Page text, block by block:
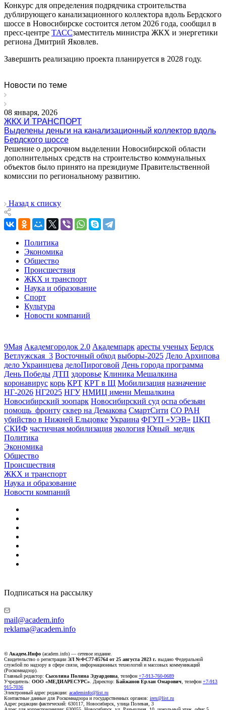
Конкурс для определения подрядчика строительства
дублирующего канализационного коллектора вдоль Бердского
шоссе в Новосибирске состоится летом 2026 года, сообщил в
пресс-центре ТАССзаместитель министра ЖКХ и энергетики
региона Дмитрий Яковлев.
Завершить реализацию проекта планируется в 2028 году.
Новости по теме
08 января, 2026
ЖКХ И ТРАНСПОРТ
Выделены деньги на канализационный коллектор вдоль
Бердского шоссе
Решение о досрочном выделении Новосибирской области
дополнительных средств на строительство коммунальных
объектов было принято на президиуме Правительственной
комиссии по региональному развитию.
Назад к списку
Политика
Экономика
Общество
Происшествия
ЖКХ и транспорт
Наука и образование
Спорт
Культура
Новости компаний
9Мая Академгородок 2.0 Академпарк аресты ученых Бердск
Ветлужская_3 Восточный обход выборы-2025 Дело Архипова
дело Украинцева делоПироговой День города программа
День Победы ДТП здоровье Клиника Мешалкина
коронавирус корь КРТ КРТ в Щ Мобилизация назначение
НГ-2026 НГ2025 НГУ НМИЦ имени Мешалкина
Новосибирский зоопарк Новосибирский суд оспа обезьян
помощь_фронту сквер на Демакова СмартСити СО РАН
убийство в Нижней Ельцовке Украина ФГУП «УЭВ» ЦКП
СКИФ частичная мобилизация экология Юный_медик
Политика
Экономика
Общество
Происшествия
ЖКХ и транспорт
Наука и образование
Новости компаний
Подписаться на рассылку
mail@academ.info
reklama@academ.info
© Академ.Инфо (academ.info) — сетевое издание.
Свидетельство о регистрации ЭЛ №ФС77-85764 от 25 августа 2023 г. выдано Федеральной
службой по надзору в сфере связи, информационных технологий и массовых коммуникаций
(Роскомнадзор).
Главный редактор: Сысолина Полина Эдуардовна , телефон +7-913-760-0689
Учредитель: ООО «МЕДИАРЕСУРС» . Директор: Байжанов Ерлан Омарович , телефон +7-913
915-7036
Электронный адрес редакции: academinfo@list.ru
Контактные данные для Роскомнадзора и государственных органов: irex@list.ru
Адрес редакции фактический: 630117, Новосибирск, улица Полевая, 3